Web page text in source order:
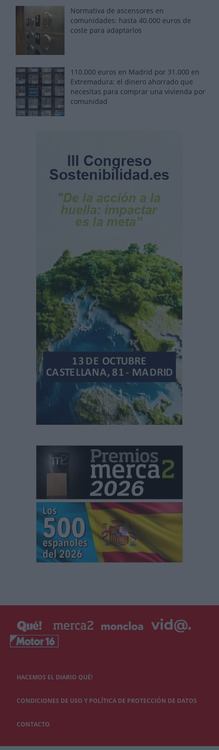
Normativa de ascensores en
comunidades: hasta 40.000 euros de
coste para adaptarlos
110.000 euros en Madrid por 31.000 en
Extremadura: el dinero ahorrado que
necesitas para comprar una vivienda por
comunidad
HACEMOS EL DIARIO QUÉ!
CONDICIONES DE USO Y POLÍTICA DE PROTECCIÓN DE DATOS
CONTACTO